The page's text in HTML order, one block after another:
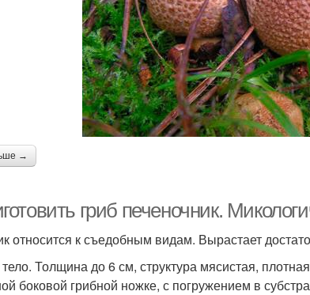
→
гриб печеночник.
относится к съедобным видам. Вырастает
Толщина до 6 см, структура мясистая,
боковой грибной ножке, с погружением в